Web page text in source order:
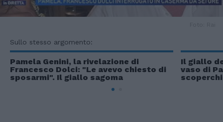
Sullo stesso argomento:
Pamela Genini, la rivelazione di
Francesco Dolci: "Le avevo chiesto di
sposarmi". Il giallo sagoma
Il giallo
vaso di